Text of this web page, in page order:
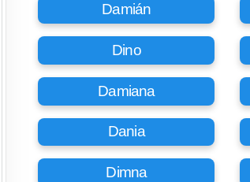
Damián
Dino
Damiana
Dania
Dimna